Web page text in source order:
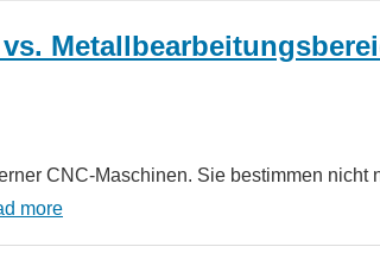
CNC-Maschinen. Sie bestimmen nicht
more